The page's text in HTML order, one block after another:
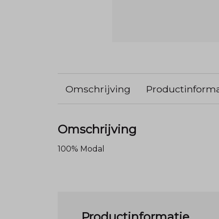
Omschrijving
Omschrijving
100% Modal